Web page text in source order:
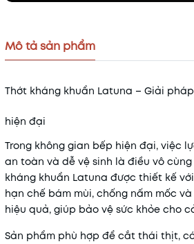
Mã khuyến mãi:
Điều kiện:
Mô tả sản phẩm
Thớt kháng khuẩn Latuna – Giải
hiện đại
Trong không gian bếp hiện đại, việc
an toàn và dễ vệ sinh là điều vô
kháng khuẩn Latuna được thiết kế
hạn chế bám mùi, chống nấm mốc
hiệu quả, giúp bảo vệ sức khỏe cho
Sản phẩm phù hợp để cắt thái thịt,